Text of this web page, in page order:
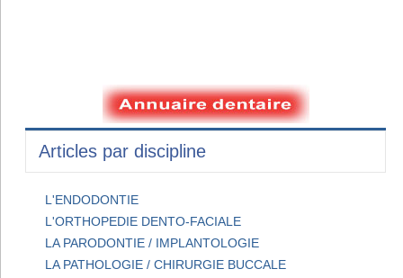
Articles par discipline
L'ENDODONTIE
L'ORTHOPEDIE DENTO-FACIALE
LA PARODONTIE / IMPLANTOLOGIE
LA PATHOLOGIE / CHIRURGIE BUCCALE